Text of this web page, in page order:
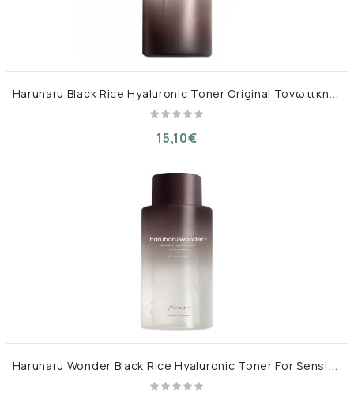
H
aruharu Black Rice Hyaluronic Toner Original Τονωτική Λοσιόν 150 ml
15,10€
H
aruharu Wonder Black Rice Hyaluronic Toner For Sensitive Skin - Ενυδατικό τόνερ για ευαίσθητο δέρμα 150 ml -Free Of Alcohol